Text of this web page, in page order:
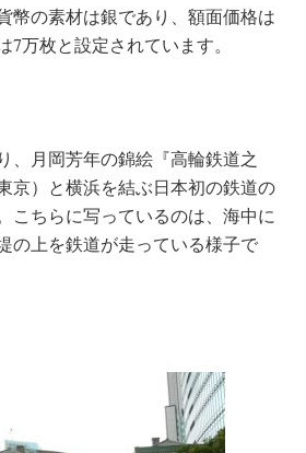
幣の素材は銀であり、額面価格は
7万枚と設定されています。
、月岡芳年の錦絵『高輪鉄道之
京）と横浜を結ぶ日本初の鉄道の
こちらに写っているのは、海中に
の上を鉄道が走っている様子で